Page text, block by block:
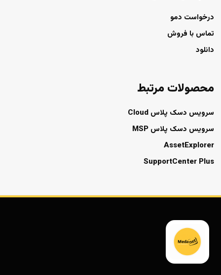
درخواست دمو
تماس با فروش
دانلود
محصولات مرتبط
سرویس دسک پلاس Cloud
سرویس دسک پلاس MSP
AssetExplorer
SupportCenter Plus